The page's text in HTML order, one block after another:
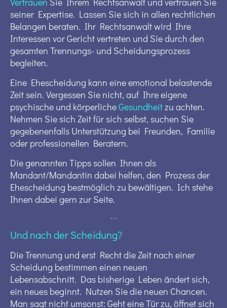
seiner Expertise. Lassen Sie sich in allen rechtlichen
Belangen beraten. Ihr Rechtsanwalt wird Ihre
Interessen vor Gericht vertreten und Sie durch den
gesamten Trennungs- und Scheidungsprozess
begleiten.
Eine Ehescheidung kann eine emotional belastende
Zeit sein. Vergessen Sie nicht, auf Ihre eigene
psychische und körperlicheGesundheitzu achten.
Nehmen Sie sich Zeit für sich selbst, suchen Sie
gegebenenfalls Unterstützung bei Freunden, Familie
oder professionellen Beratern.
Die genannten Tipps sollen Ihnen als
Mandant/Mandantin dabei helfen, den Prozess der
Ehescheidung bestmöglich zu bewältigen. Ich stehe
Ihnen dabei gern zur Seite.
. . .
Und nach der Scheidung?
Die Trennung und erst Recht die Zeit nach einer
Scheidung bestimmen einen neuen
Lebensabschnitt. Das bisherige Leben ändert sich,
ein neues beginnt. Nutzen Sie die neuen Chancen.
Man sagt nicht umsonst: Geht eine Tür zu, öffnet sich